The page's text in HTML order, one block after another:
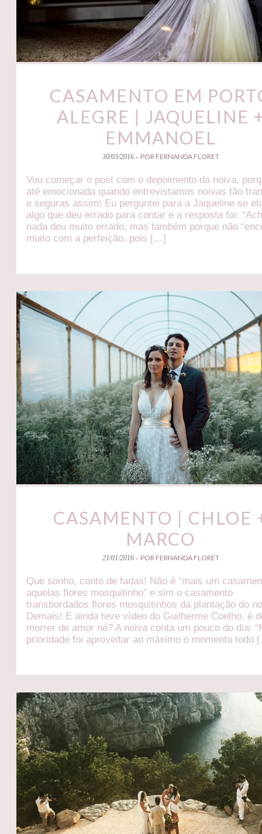
CASAMENTO EM
ALEGRE | JAQUELINE
EMMANOEL
30/03/2016 - POR FERNANDA FLORET
Vou começar o post com o depoimento da noiva,
até emocionada quando entrevistamos noivas tão
e seguras assim! Eu perguntei para a Jaqueline se
algo que deu errado para contar e a resposta foi:
nada deu muito errado, mas também porque não
muito com a perfeição, pois […]
CASAMENTO | CHLOE
MARCO
21/01/2016 - POR FERNANDA FLORET
Que sonho, conto de fadas! Não é “mais um
aquelas flores mosquitinho” e sim o casamento
transbordados flores mosquitinhos da plantação do
Demais! E ainda teve vídeo do Guilherme Coelho, é
morrer de amor né? A noiva conta um pouco do dia:
prioridade foi aproveitar ao máximo o momento todo